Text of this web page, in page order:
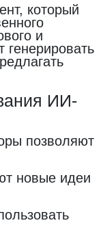
который
и
генерировать
ИИ-
позволяют
новые идеи